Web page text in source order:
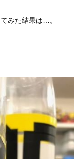
みた結果は…。